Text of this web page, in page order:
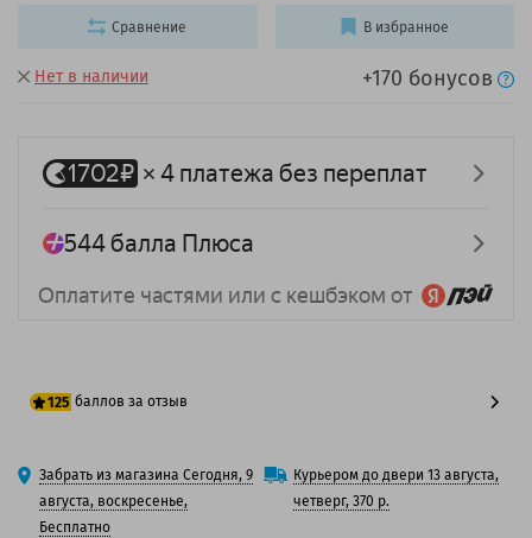
Нет в наличии +170 бонусов
125 баллов за отзыв
100 баллов
125 баллов
Забрать из магазина Сегодня, 9
августа, воскресенье,
Бесплатно
Курьером до двери 13 августа,
четверг, 370 р.
Сравнение В избранное